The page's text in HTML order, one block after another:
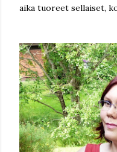
aika tuoreet sellaiset,